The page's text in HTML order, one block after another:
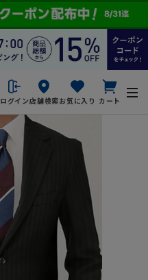
ログイン店舗検索お気に入り カート